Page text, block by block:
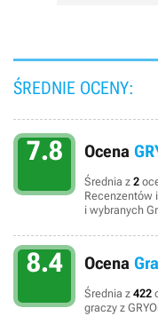
ŚREDNIE OCENY:
7.8 Ocena
Średnia z 2
Recenzentów
i wybranych
8.4 Ocena
Średnia z 422
graczy z